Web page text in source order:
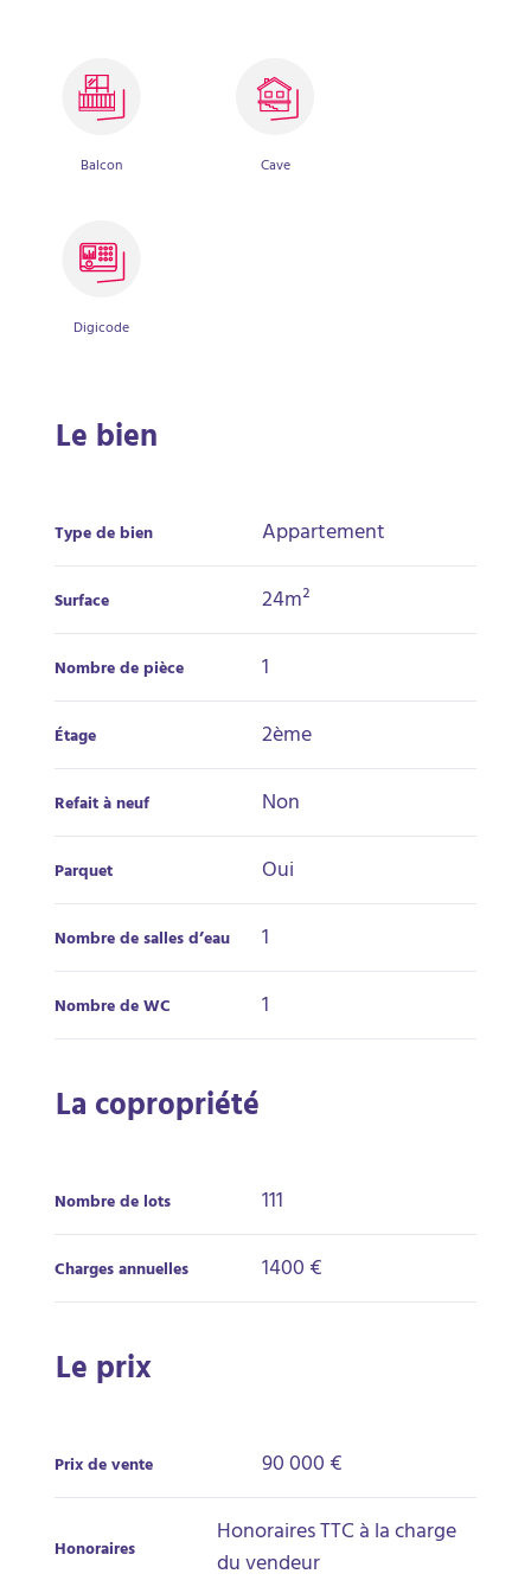
Balcon Cave
Digicode
Le bien
Type de bien Appartement
Surface 24m²
Nombre de pièce 1
Étage 2ème
Refait à neuf Non
Parquet Oui
Nombre de salles d’eau 1
Nombre de WC 1
La copropriété
Nombre de lots 111
Charges annuelles 1400 €
Le prix
Prix de vente 90 000 €
Honoraires Honoraires TTC à la charge
du vendeur